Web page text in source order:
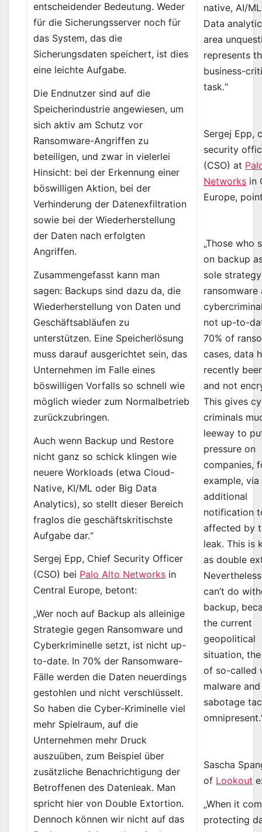
entscheidender Bedeutung. Weder
für die Sicherungsserver noch für
das System, das die
Sicherungsdaten speichert, ist dies
eine leichte Aufgabe.
Die Endnutzer sind auf die
Speicherindustrie angewiesen, um
sich aktiv am Schutz vor
Ransomware-Angriffen zu
beteiligen, und zwar in vielerlei
Hinsicht: bei der Erkennung einer
böswilligen Aktion, bei der
Verhinderung der Datenexfiltration
sowie bei der Wiederherstellung
der Daten nach erfolgten
Angriffen.
Zusammengefasst kann man
sagen: Backups sind dazu da, die
Wiederherstellung von Daten und
Geschäftsabläufen zu
unterstützen. Eine Speicherlösung
muss darauf ausgerichtet sein, das
Unternehmen im Falle eines
böswilligen Vorfalls so schnell wie
möglich wieder zum Normalbetrieb
zurückzubringen.
Auch wenn Backup und Restore
nicht ganz so schick klingen wie
neuere Workloads (etwa Cloud-
Native, KI/ML oder Big Data
Analytics), so stellt dieser Bereich
fraglos die geschäftskritischste
Aufgabe dar.“
Sergej Epp, Chief Security Officer
(CSO) bei Palo Alto Networks in
Central Europe, betont:
„Wer noch auf Backup als alleinige
Strategie gegen Ransomware und
Cyberkriminelle setzt, ist nicht up-
to-date. In 70% der Ransomware-
Fälle werden die Daten neuerdings
gestohlen und nicht verschlüsselt.
So haben die Cyber-Kriminelle viel
mehr Spielraum, auf die
Unternehmen mehr Druck
auszuüben, zum Beispiel über
zusätzliche Benachrichtigung der
Betroffenen des Datenleak. Man
spricht hier von Double Extortion.
Dennoch können wir nicht auf das
native, AI/
Data
area
represents
business-
task.“
Sergej Epp,
security
(CSO) at
Networks in
Europe,
„Those who
on backup
sole
ransomware
not up-to-
70% of
cases, data
recently
and not
This gives
criminals
leeway to
pressure on
companies,
example, via
additional
notification
affected by
leak. This is
as double
can’t do
backup,
the current
geopolitical
situation,
of so-called
malware
sabotage
Sascha
of Lookout
„When it
protecting